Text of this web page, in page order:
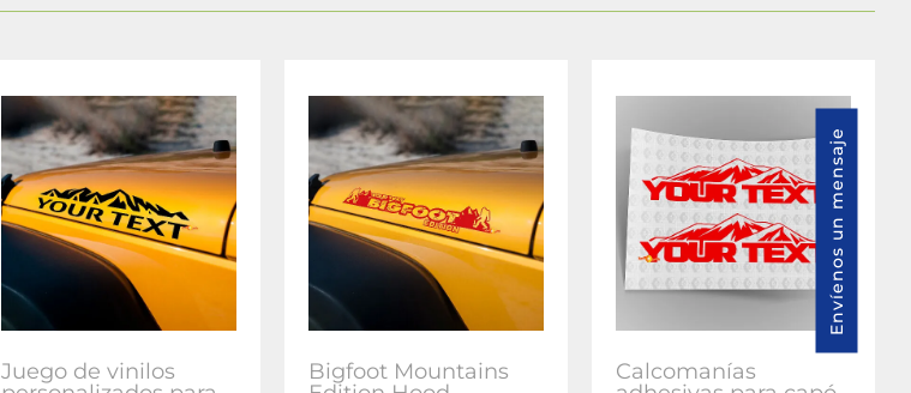
Juego de vinilos
Bigfoot Mountains
Calcomanías
Envíenos un mensaje